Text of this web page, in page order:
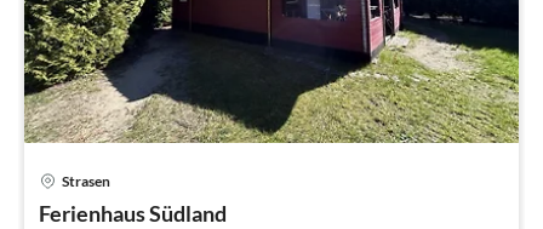
Strasen
Ferienhaus Südland